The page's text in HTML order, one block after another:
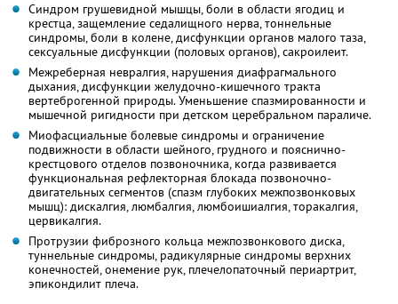
Синдром грушевидной мышцы, боли в области ягодиц и
крестца, защемление седалищного нерва, тоннельные
синдромы, боли в колене, дисфункции органов малого таза,
сексуальные дисфункции (половых органов), сакроилеит.
Межреберная невралгия, нарушения диафрагмального
дыхания, дисфункции желудочно-кишечного тракта
вертеброгенной природы. Уменьшение спазмированности и
мышечной ригидности при детском церебральном параличе.
Миофасциальные болевые синдромы и ограничение
подвижности в области шейного, грудного и пояснично-
крестцового отделов позвоночника, когда развивается
функциональная рефлекторная блокада позвоночно-
двигательных сегментов (спазм глубоких межпозвонковых
мышц): дискалгия, люмбалгия, люмбоишиалгия, торакалгия,
цервикалгия.
Протрузии фиброзного кольца межпозвонкового диска,
туннельные синдромы, радикулярные синдромы верхних
конечностей, онемение рук, плечелопаточный периартрит,
эпикондилит плеча.